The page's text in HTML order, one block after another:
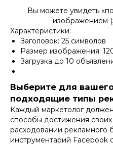
Вы можете увидеть
изображением
Характеристики:
Заголовок: 25 символов
Размер изображения:
Загрузка до 10
Выберите для
подходящие типы
Каждый маркетолог
способы достижения
расходовании
инструментарий Facebook